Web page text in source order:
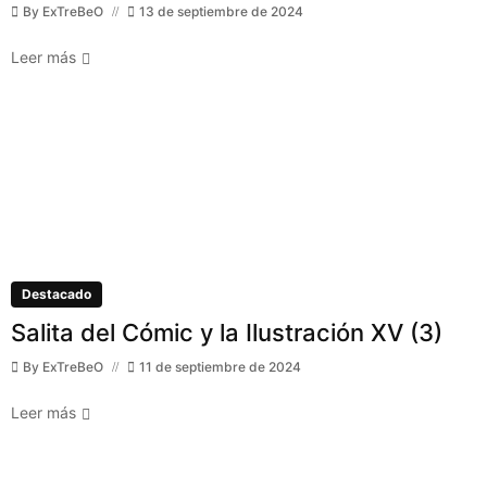
By ExTreBeO 13 de septiembre de 2024
Leer más
Destacado
Salita del Cómic y la Ilustración XV (3)
By ExTreBeO 11 de septiembre de 2024
Leer más